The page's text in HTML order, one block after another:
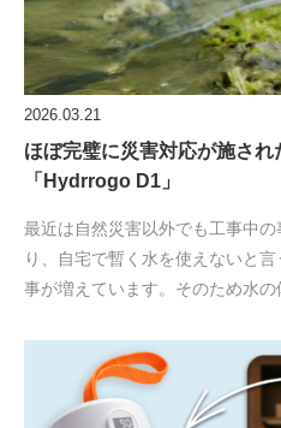
2026.03.21
ほぼ完璧に災害対応が施さ
「Hydrrogo D1」
最近は自然災害以外でも工事中
り、自宅で暫く水を使えないと
事が増えています。そのため水の